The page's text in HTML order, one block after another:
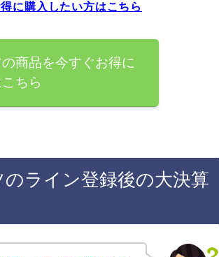
に購入したい方はこちら
商品を今すぐお得に
ちら
ライン登録後の大決算